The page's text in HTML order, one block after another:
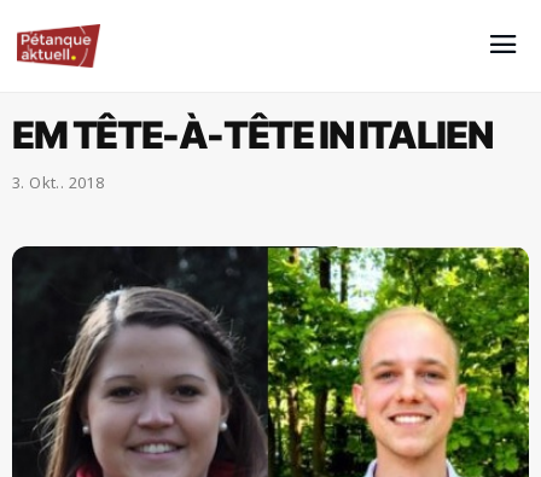
EM TÊTE-À-TÊTE IN ITALIEN
3. Okt.. 2018